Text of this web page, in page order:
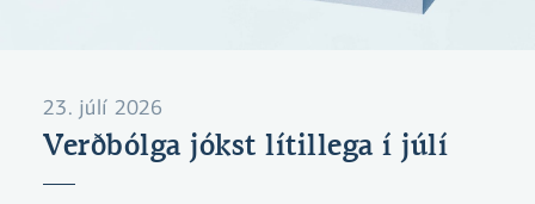
23. júlí 2026
Verðbólga jókst lítillega í júlí